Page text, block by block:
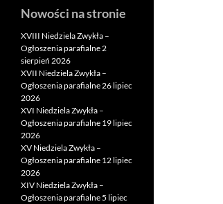
Nowości na stronie
XVIII Niedziela Zwykła –
Ogłoszenia parafialne 2
sierpień 2026
XVII Niedziela Zwykła –
Ogłoszenia parafialne 26 lipiec
2026
XVI Niedziela Zwykła –
Ogłoszenia parafialne 19 lipiec
2026
XV Niedziela Zwykła –
Ogłoszenia parafialne 12 lipiec
2026
XIV Niedziela Zwykła –
Ogłoszenia parafialne 5 lipiec